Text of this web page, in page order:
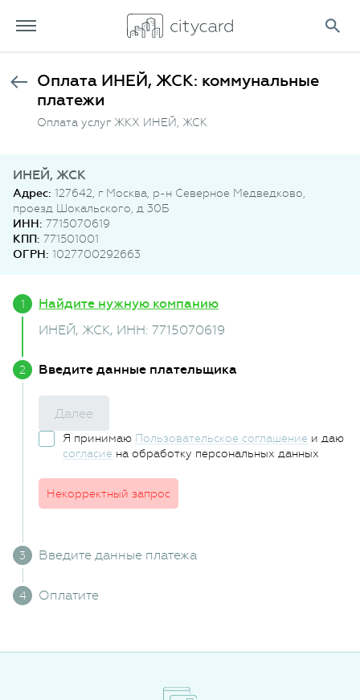
Оплата ИНЕЙ, ЖСК: коммунальные
платежи
Оплата услуг ЖКХ ИНЕЙ, ЖСК
ИНЕЙ, ЖСК
Адрес: 127642, г Москва, р-н Северное Медведково,
проезд Шокальского, д 30Б
ИНН: 7715070619
КПП: 771501001
ОГРН: 1027700292663
Найдите нужную компанию
ИНЕЙ, ЖСК, ИНН: 7715070619
Введите данные плательщика
Далее
Я принимаю Пользовательское соглашение и даю
согласие на обработку персональных данных
Некорректный запрос
Введите данные платежа
Оплатите